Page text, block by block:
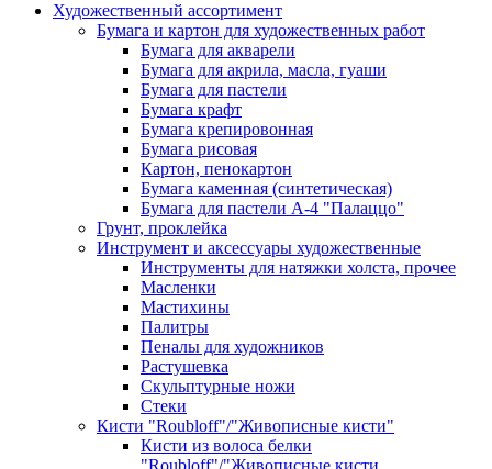
Художественный ассортимент
Бумага и картон для художественных работ
Бумага для акварели
Бумага для акрила, масла, гуаши
Бумага для пастели
Бумага крафт
Бумага крепировонная
Бумага рисовая
Картон, пенокартон
Бумага каменная (синтетическая)
Бумага для пастели А-4 "Палаццо"
Грунт, проклейка
Инструмент и аксессуары художественные
Инструменты для натяжки холста, прочее
Масленки
Мастихины
Палитры
Пеналы для художников
Растушевка
Скульптурные ножи
Стеки
Кисти "Roubloff"/"Живописные кисти"
Кисти из волоса белки
"Roubloff"/"Живописные кисти